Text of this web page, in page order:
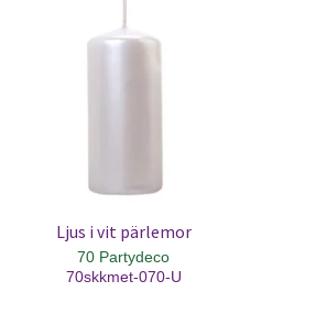
Ljus i vit pärlemor
70 Partydeco
70skkmet-070-U